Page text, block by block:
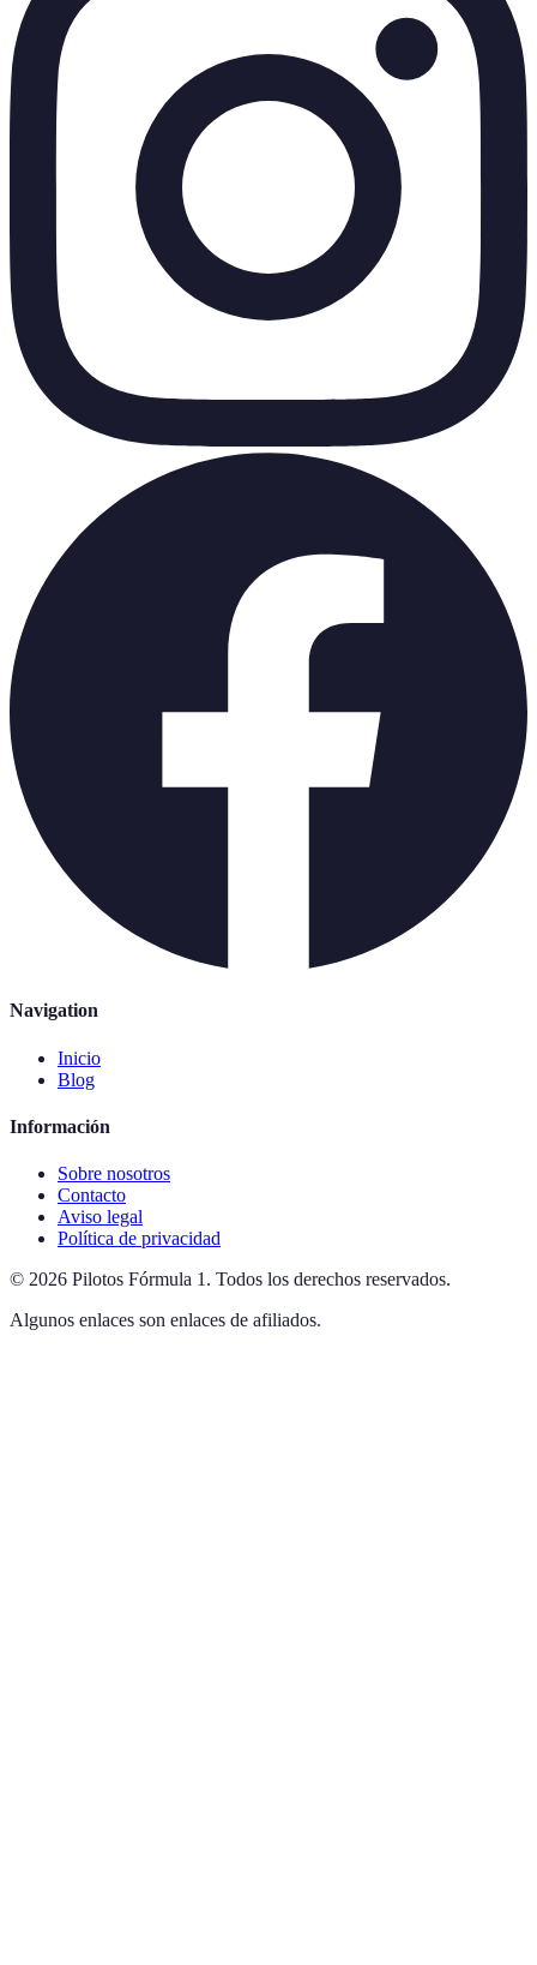
Navigation
Inicio
Blog
Información
Sobre nosotros
Contacto
Aviso legal
Política de privacidad
© 2026 Pilotos Fórmula 1 . Todos los derechos reservados.
Algunos enlaces son enlaces de afiliados.